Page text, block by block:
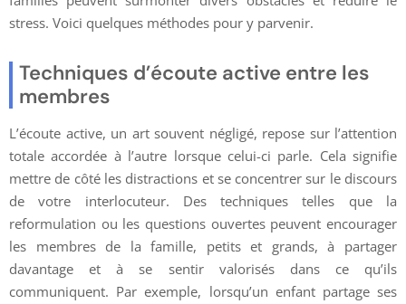
stress. Voici quelques méthodes pour y parvenir.
Techniques d’écoute active entre les
membres
L’écoute active, un art souvent négligé, repose sur l’attention
totale accordée à l’autre lorsque celui-ci parle. Cela signifie
mettre de côté les distractions et se concentrer sur le discours
de votre interlocuteur. Des techniques telles que la
reformulation ou les questions ouvertes peuvent encourager
les membres de la famille, petits et grands, à partager
davantage et à se sentir valorisés dans ce qu’ils
communiquent. Par exemple, lorsqu’un enfant partage ses